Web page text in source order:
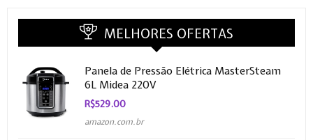
MELHORES OFERTAS
Panela de Pressão Elétrica MasterSteam
6L Midea 220V
R$529.00
amazon.com.br